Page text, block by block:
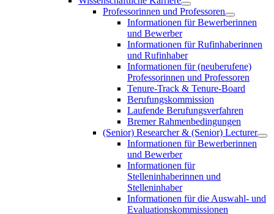
Professorinnen und Professoren
Informationen für Bewerberinnen
und Bewerber
Informationen für Rufinhaberinnen
und Rufinhaber
Informationen für (neuberufene)
Professorinnen und Professoren
Tenure-Track & Tenure-Board
Berufungskommission
Laufende Berufungsverfahren
Bremer Rahmenbedingungen
(Senior) Researcher & (Senior) Lecturer
Informationen für Bewerberinnen
und Bewerber
Informationen für
Stelleninhaberinnen und
Stelleninhaber
Informationen für die Auswahl- und
Evaluationskommissionen